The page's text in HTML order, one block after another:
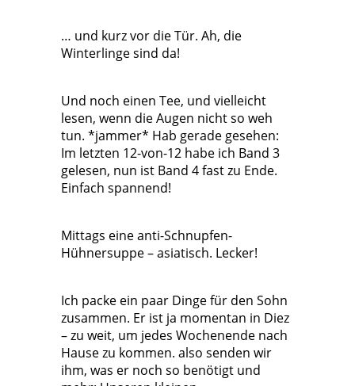
… und kurz vor die Tür. Ah, die
Winterlinge sind da!
Und noch einen Tee, und vielleicht
lesen, wenn die Augen nicht so weh
tun. *jammer* Hab gerade gesehen:
Im letzten 12-von-12 habe ich Band 3
gelesen, nun ist Band 4 fast zu Ende.
Einfach spannend!
Mittags eine anti-Schnupfen-
Hühnersuppe – asiatisch. Lecker!
Ich packe ein paar Dinge für den Sohn
zusammen. Er ist ja momentan in Diez
– zu weit, um jedes Wochenende nach
Hause zu kommen. also senden wir
ihm, was er noch so benötigt und